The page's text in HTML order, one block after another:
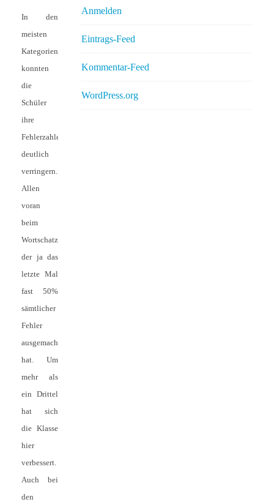
In den
meisten
Kategorien
konnten
die
Schüler
ihre
Fehlerzahlen
deutlich
verringern.
Allen
voran
beim
Wortschatz,
der ja das
letzte Mal
fast 50%
sämtlicher
Fehler
ausgemacht
hat. Um
mehr als
ein Drittel
hat sich
die Klasse
hier
verbessert.
Auch bei
den
Anmelden
Eintrags-Feed
Kommentar-Feed
WordPress.org